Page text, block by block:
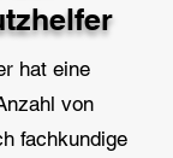
hat eine
von
fachkundige